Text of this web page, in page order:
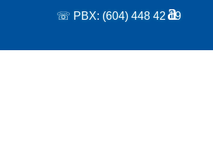
☏ PBX: (604) 448 42 19